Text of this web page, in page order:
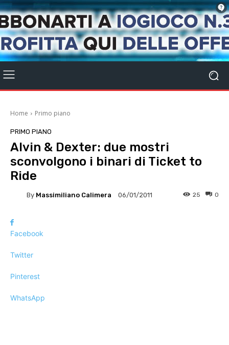
Home Primo piano
PRIMO PIANO
Alvin & Dexter: due mostri
sconvolgono i binari di Ticket to
Ride
By Massimiliano Calimera 06/01/2011 0
25
Facebook
Twitter
Pinterest
WhatsApp